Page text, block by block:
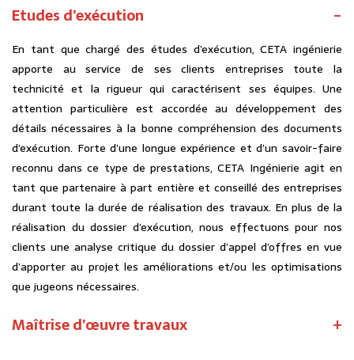
Etudes d’exécution
En tant que chargé des études d’exécution, CETA ingénierie
apporte au service de ses clients entreprises toute la
technicité et la rigueur qui caractérisent ses équipes. Une
attention particulière est accordée au développement des
détails nécessaires à la bonne compréhension des documents
d’exécution. Forte d’une longue expérience et d’un savoir-faire
reconnu dans ce type de prestations, CETA Ingénierie agit en
tant que partenaire à part entière et conseillé des entreprises
durant toute la durée de réalisation des travaux. En plus de la
réalisation du dossier d’exécution, nous effectuons pour nos
clients une analyse critique du dossier d’appel d’offres en vue
d’apporter au projet les améliorations et/ou les optimisations
que jugeons nécessaires.
Maîtrise d’œuvre travaux